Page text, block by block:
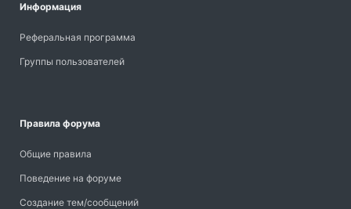
Информация
Реферальная программа
Группы пользователей
Правила форума
Общие правила
Поведение на форуме
Создание тем/сообщений